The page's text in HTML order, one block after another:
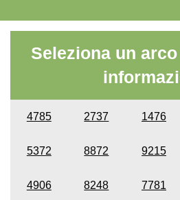
Seleziona un
4785 2737 1476
5372 8872 9215
4906 8248 7781